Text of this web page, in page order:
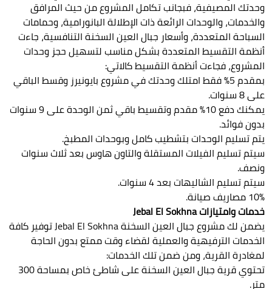
وحدتك المصيفية، فبجانب تكامل المشروع من حيث المرافق
والخدمات، والوحدات الرائعة ذات الإطلالة البانورامية، وحمامات
السباحة المتعددة، وأسعار جبال العين السخنة التنافسية، جاءت
أنظمة التقسيط المتعددة بشكل مناسب لتسهيل حجز وحدات
المشروع، فجاءت أنظمة التقسيط كالاتي:
بمقدم 5% فقط امتلك وحدتك في مشروع بايونيرز وقسط الباقي
على 8 سنوات.
يمكنك دفع 10% مقدم وتقسيط باقي ثمن الوحدة على 9 سنوات
بدون فوائد.
يتم تسليم الوحدات بتشطيب كامل وبوحدات المطبخ.
سيتم تسليم الفيلات المستقلة والتاون هاوس بعد ثلاث سنوات
ونصف.
سيتم تسليم الشاليهات بعد 4 سنوات.
10% مصاريف صيانة.
خدمات وامتيازات Jebal El Sokhna
يضمن لك مشروع جبال العين السخنة Jebal El Sokhna توفير كافة
الخدمات الترفيهية والعملية لقضاء وقت ممتع بدون الحاجة
لمغادرة القرية، ومن ضمن تلك الخدمات:
تحتوي قرية جبال العين السخنة على شاطئ خاص بمساحة 300
متر.